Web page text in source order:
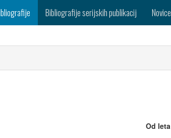
Bibliografije serijskih publikacij Novice
Od leta